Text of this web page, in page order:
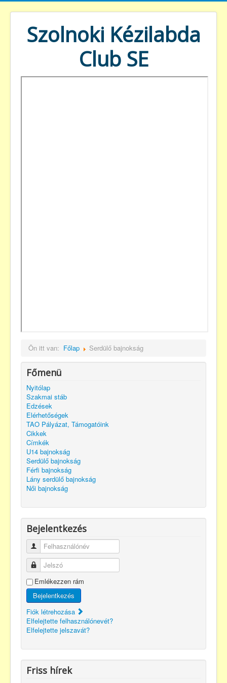
Szolnoki Kézilabda
Club SE
Ön itt van: Főlap Serdülő bajnokság
Főmenü
Nyitólap
Szakmai stáb
Edzések
Elérhetőségek
TAO Pályázat, Támogatóink
Cikkek
Címkék
U14 bajnokság
Serdülő bajnokság
Férfi bajnokság
Lány serdülő bajnokság
Női bajnokság
Bejelentkezés
Felhasználónév
Jelszó
Emlékezzen rám
Bejelentkezés
Fiók létrehozása
Elfelejtette felhasználónevét?
Elfelejtette jelszavát?
Friss hírek